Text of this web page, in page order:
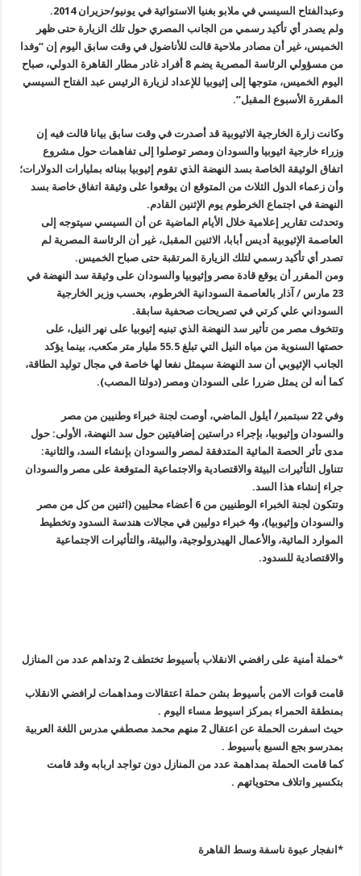
وعبدالفتاح السيسي في ملابو بغنيا الاستوائية في يونيو/حزيران 2014
.
ولم يصدر أي تأكيد رسمي من الجانب المصري حول تلك الزيارة حتى ظهر
الخميس، غير أن مصادر ملاحية قالت للأناضول في وقت سابق اليوم إن “وفدا
من مسؤولي الرئاسة المصرية يضم 8 أفراد غادر مطار القاهرة الدولي، صباح
اليوم الخميس، متوجها إلى إثيوبيا للإعداد لزيارة الرئيس عبد الفتاح السيسي
المقررة الأسبوع المقبل”.
وكانت زارة الخارجية الاثيوبية قد أصدرت في وقت سابق بيانا قالت فيه إن
وزراء خارجية اثيوبيا والسودان ومصر توصلوا إلى تفاهمات حول مشروع
اتفاق الوثيقة الخاصة بسد النهضة الذي تقوم إثيوبيا ببنائه بمليارات الدولارات؛
وأن زعماء الدول الثلاث من المتوقع ان يوقعوا على وثيقة اتفاق خاصة بسد
النهضة في اجتماع الخرطوم يوم الإثنين القادم.
وتحدثت تقارير إعلامية خلال الأيام الماضية عن أن السيسي سيتوجه إلى
العاصمة الإثيوبية أديس أبابا، الاثنين المقبل، غير أن الرئاسة المصرية لم
تصدر أي تأكيد رسمي لتلك الزيارة المرتقبة حتى صباح الخميس.
ومن المقرر أن يوقع قادة مصر وإثيوبيا والسودان على وثيقة سد النهضة في
23 مارس / آذار بالعاصمة السودانية الخرطوم، بحسب وزير الخارجية
السوداني علي كرتي في تصريحات صحفية سابقة.
وتتخوف مصر من تأثير سد النهضة الذي تبنيه إثيوبيا على نهر النيل، على
حصتها السنوية من مياه النيل التي تبلغ 55.5 مليار متر مكعب، بينما يؤكد
الجانب الإثيوبي أن سد النهضة سيمثل نفعا لها خاصة في مجال توليد الطاقة،
كما أنه لن يمثل ضررا على السودان ومصر (دولتا المصب).
وفي 22 سبتمبر/ أيلول الماضي، أوصت لجنة خبراء وطنيين من مصر
والسودان وإثيوبيا، بإجراء دراستين إضافيتين حول سد النهضة، الأولى: حول
مدى تأثر الحصة المائية المتدفقة لمصر والسودان بإنشاء السد، والثانية:
تتناول التأثيرات البيئة والاقتصادية والاجتماعية المتوقعة على مصر والسودان
جراء إنشاء هذا السد.
وتتكون لجنة الخبراء الوطنيين من 6 أعضاء محليين (اثنين من كل من مصر
والسودان وإثيوبيا)، و4 خبراء دوليين في مجالات هندسة السدود وتخطيط
الموارد المائية، والأعمال الهيدرولوجية، والبيئة، والتأثيرات الاجتماعية
والاقتصادية للسدود.
*حملة أمنية على رافضي الانقلاب بأسيوط تختطف 2 وتداهم عدد من المنازل
قامت قوات الامن بأسيوط بشن حملة اعتقالات ومداهمات لرافضي الانقلاب
بمنطقة الحمراء بمركز اسيوط مساء اليوم .
حيث اسفرت الحملة عن اعتقال 2 منهم محمد مصطفي مدرس اللغة العربية
بمدرسو بجع السبع بأسيوط .
كما قامت الحملة بمداهمة عدد من المنازل دون تواجد اربابه وقد قامت
بتكسير واتلاف محتوياتهم .
*انفجار عبوة ناسفة وسط القاهرة